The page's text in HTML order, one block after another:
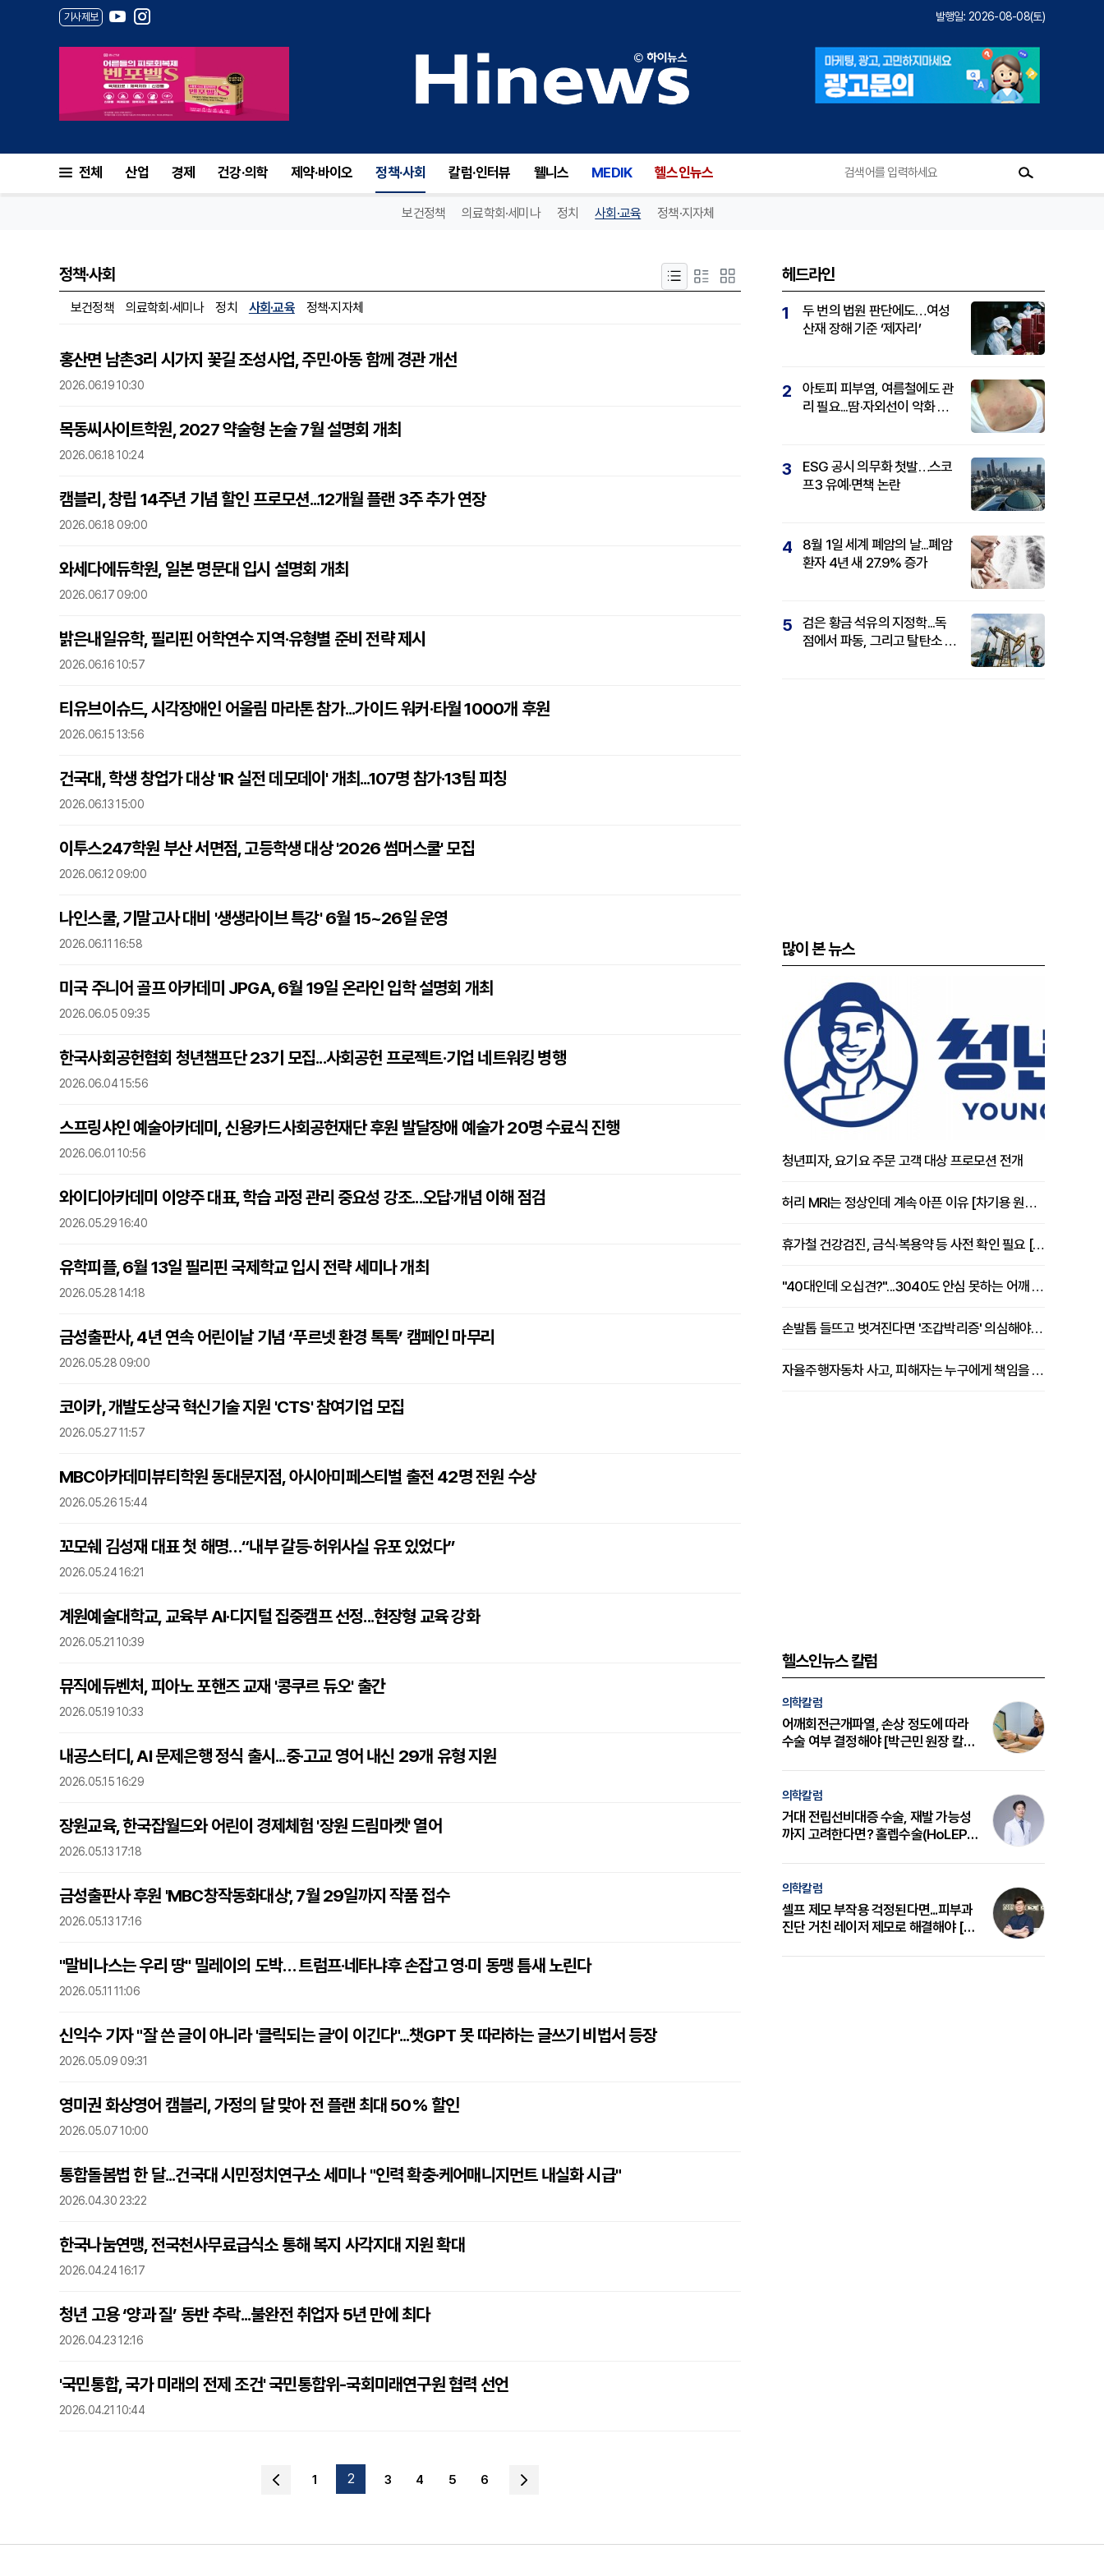
기사제보 발행일: 2026-08-08(토)
전체 산업 경제 건강·의학 제약·바이오 정책·사회 칼럼·인터뷰 웰니스 MEDIK 헬스인뉴스
보건정책 의료학회·세미나 정치 사회·교육 정책·지자체
정책·사회
보건정책 의료학회·세미나 정치 사회·교육 정책·지자체
홍산면 남촌3리 시가지 꽃길 조성사업, 주민·아동 함께 경관 개선
2026.06.19 10:30
목동씨사이트학원, 2027 약술형 논술 7월 설명회 개최
2026.06.18 10:24
캠블리, 창립 14주년 기념 할인 프로모션...12개월 플랜 3주 추가 연장
2026.06.18 09:00
와세다에듀학원, 일본 명문대 입시 설명회 개최
2026.06.17 09:00
밝은내일유학, 필리핀 어학연수 지역·유형별 준비 전략 제시
2026.06.16 10:57
티유브이슈드, 시각장애인 어울림 마라톤 참가...가이드 워커·타월 1000개 후원
2026.06.15 13:56
건국대, 학생 창업가 대상 'IR 실전 데모데이' 개최...107명 참가·13팀 피칭
2026.06.13 15:00
이투스247학원 부산 서면점, 고등학생 대상 '2026 썸머스쿨' 모집
2026.06.12 09:00
나인스쿨, 기말고사 대비 '생생라이브 특강' 6월 15~26일 운영
2026.06.11 16:58
미국 주니어 골프 아카데미 JPGA, 6월 19일 온라인 입학 설명회 개최
2026.06.05 09:35
한국사회공헌협회 청년챔프단 23기 모집...사회공헌 프로젝트·기업 네트워킹 병행
2026.06.04 15:56
스프링샤인 예술아카데미, 신용카드사회공헌재단 후원 발달장애 예술가 20명 수료식 진행
2026.06.01 10:56
와이디아카데미 이양주 대표, 학습 과정 관리 중요성 강조...오답·개념 이해 점검
2026.05.29 16:40
유학피플, 6월 13일 필리핀 국제학교 입시 전략 세미나 개최
2026.05.28 14:18
금성출판사, 4년 연속 어린이날 기념 ‘푸르넷 환경 톡톡’ 캠페인 마무리
2026.05.28 09:00
코이카, 개발도상국 혁신기술 지원 'CTS' 참여기업 모집
2026.05.27 11:57
MBC아카데미뷰티학원 동대문지점, 아시아미페스티벌 출전 42명 전원 수상
2026.05.26 15:44
꼬모쉐 김성재 대표 첫 해명…“내부 갈등·허위사실 유포 있었다”
2026.05.24 16:21
계원예술대학교, 교육부 AI·디지털 집중캠프 선정...현장형 교육 강화
2026.05.21 10:39
뮤직에듀벤처, 피아노 포핸즈 교재 '콩쿠르 듀오' 출간
2026.05.19 10:33
내공스터디, AI 문제은행 정식 출시...중·고교 영어 내신 29개 유형 지원
2026.05.15 16:29
장원교육, 한국잡월드와 어린이 경제체험 '장원 드림마켓' 열어
2026.05.13 17:18
금성출판사 후원 'MBC창작동화대상', 7월 29일까지 작품 접수
2026.05.13 17:16
"말비나스는 우리 땅" 밀레이의 도박… 트럼프·네타냐후 손잡고 영·미 동맹 틈새 노린다
2026.05.11 11:06
신익수 기자 "잘 쓴 글이 아니라 '클릭되는 글'이 이긴다"...챗GPT 못 따라하는 글쓰기 비법서 등장
2026.05.09 09:31
영미권 화상영어 캠블리, 가정의 달 맞아 전 플랜 최대 50% 할인
2026.05.07 10:00
통합돌봄법 한 달...건국대 시민정치연구소 세미나 "인력 확충·케어매니지먼트 내실화 시급"
2026.04.30 23:22
한국나눔연맹, 전국천사무료급식소 통해 복지 사각지대 지원 확대
2026.04.24 16:17
청년 고용 ‘양과 질’ 동반 추락...불완전 취업자 5년 만에 최다
2026.04.23 12:16
'국민통합, 국가 미래의 전제 조건' 국민통합위-국회미래연구원 협력 선언
2026.04.21 10:44
1 2 3 4 5 6
헤드라인
1
두 번의 법원 판단에도…여성
산재 장해 기준 ‘제자리’
2
아토피 피부염, 여름철에도 관
리 필요...땀·자외선이 악화 요
3
ESG 공시 의무화 첫발…스코
프3 유예·면책 논란
4
8월 1일 세계 폐암의 날...폐암
환자 4년 새 27.9% 증가
5
검은 황금 석유의 지정학...독
점에서 파동, 그리고 탈탄소 패
많이 본 뉴스
청년피자, 요기요 주문 고객 대상 프로모션 전개
허리 MRI는 정상인데 계속 아픈 이유 [차기용 원장 칼럼]
휴가철 건강검진, 금식·복용약 등 사전 확인 필요 [정도감 원장 칼럼]
"40대인데 오십견?"...3040도 안심 못하는 어깨 유착성 관절낭염
손발톱 들뜨고 벗겨진다면 '조갑박리증' 의심해야 [김철윤 원장 칼럼]
자율주행자동차 사고, 피해자는 누구에게 책임을 물을 수 있을까
헬스인뉴스 칼럼
의학칼럼
어깨회전근개파열, 손상 정도에 따라
수술 여부 결정해야 [박근민 원장 칼
의학칼럼
거대 전립선비대증 수술, 재발 가능성
까지 고려한다면? 홀렙수술(HoLEP)
의학칼럼
셀프 제모 부작용 걱정된다면...피부과
진단 거친 레이저 제모로 해결해야 [변